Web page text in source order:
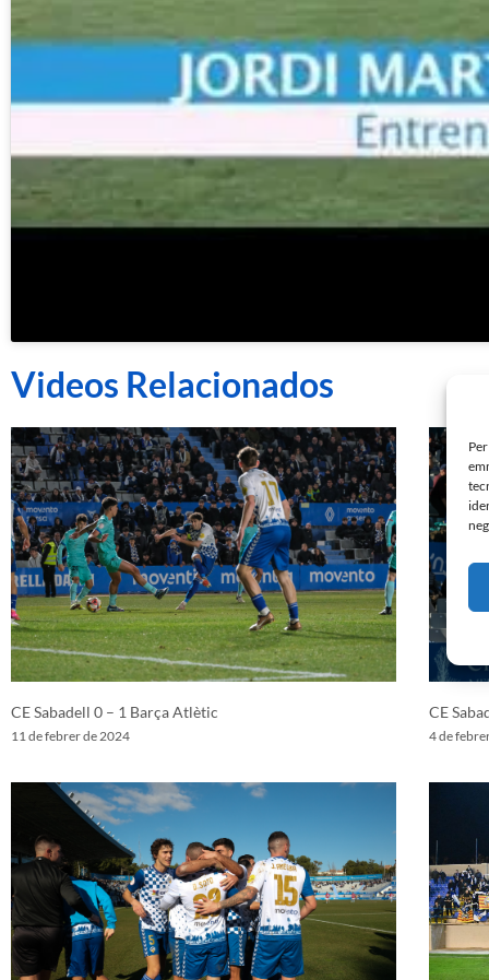
Videos Relacionados
CE Sabadell 0 – 1 Barça Atlètic
11 de febrer de 2024
CE
4 de